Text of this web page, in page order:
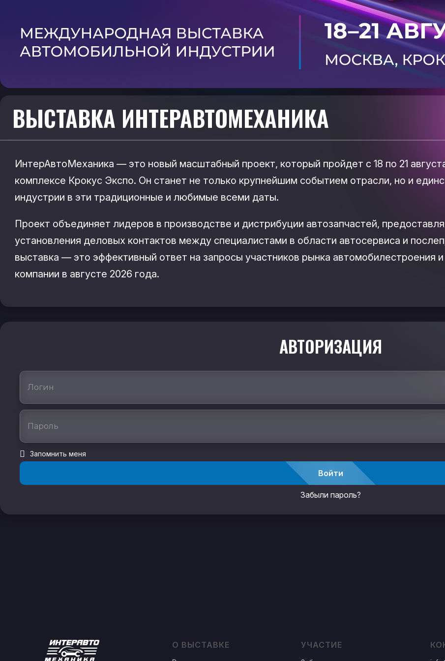
ВЫСТАВКА ИНТЕРАВТОМЕХАНИКА
ИнтерАвтоМеханика — это новый масштабный проект, который пройдет с 18 по 21
комплексе Крокус Экспо. Он станет не только крупнейшим событием отрасли, но и
индустрии в эти традиционные и любимые всеми даты.
Проект объединяет лидеров в производстве и дистрибуции автозапчастей,
установления деловых контактов между специалистами в области автосервиса и
выставка — это эффективный ответ на запросы участников рынка автомобилестроения
компании в августе 2026 года.
АВТОРИЗАЦИЯ
Запомнить меня
Войти
Забыли пароль?
О ВЫСТАВКЕ УЧАСТИЕ